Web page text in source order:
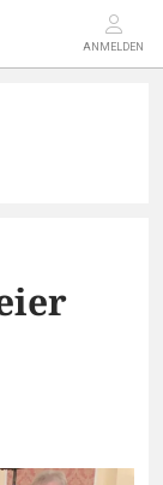
ANMELDEN